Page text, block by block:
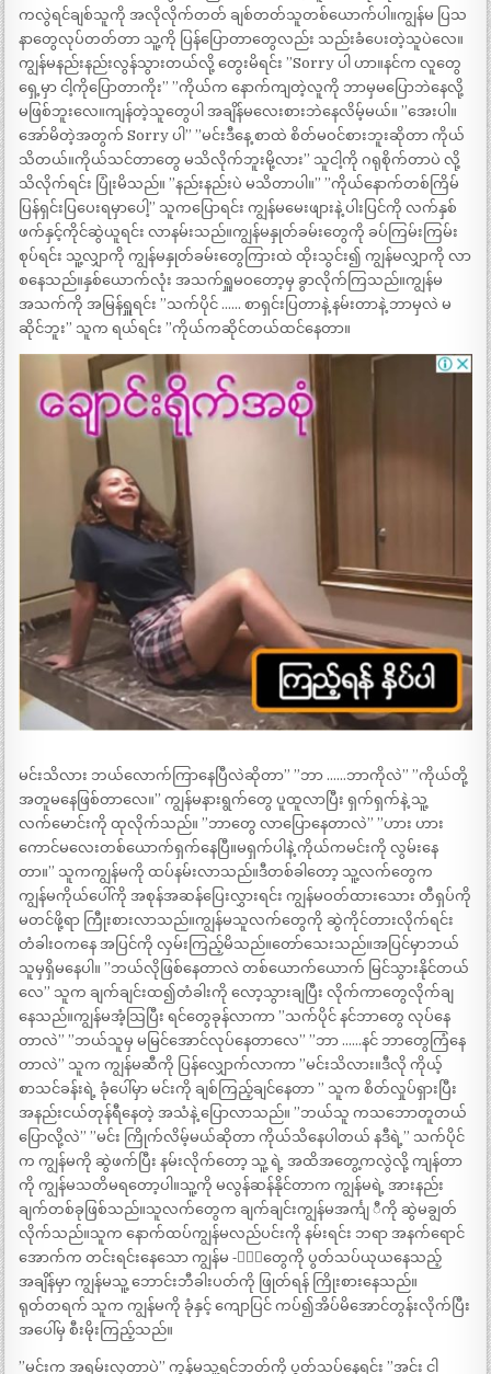
ကလွဲရင်ချစ်သူကို အလိုလိုက်တတ် ချစ်တတ်သူတစ်ယောက်ပါ။ကျွန်မ ပြသ
နာတွေလုပ်တတ်တာ သူ့ကို ပြန်ပြောတာတွေလည်း သည်းခံပေးတဲ့သူပဲလေ။
ကျွန်မနည်းနည်းလွန်သွားတယ်လို့ တွေးမိရင်း ”Sorry ပါ ဟာ။နင်က လူတွေ
ရှေ့မှာ ငါ့ကိုပြောတာကိုး” ”ကိုယ်က နောက်ကျတဲ့လူကို ဘာမှမပြောဘဲနေလို့
မဖြစ်ဘူးလေ။ကျန်တဲ့သူတွေပါ အချိန်မလေးစားဘဲနေလိမ့်မယ်။ ”အေးပါ။
အော်မိတဲ့အတွက် Sorry ပါ” ”မင်းဒီနေ့ စာထဲ စိတ်မဝင်စားဘူးဆိုတာ ကိုယ်
သိတယ်။ကိုယ်သင်တာတွေ မသိလိုက်ဘူးမို့လား” သူငါ့ကို ဂရုစိုက်တာပဲ လို့
သိလိုက်ရင်း ပြုံးမိသည်။ ”နည်းနည်းပဲ မသိတာပါ။” ”ကိုယ်နောက်တစ်ကြိမ်
ပြန်ရှင်းပြပေးရမှာပေါ့” သူကပြောရင်း ကျွန်မမေးဖျားနဲ့ ပါးပြင်ကို လက်နှစ်
ဖက်နှင့်ကိုင်ဆွဲယူရင်း လာနမ်းသည်။ကျွန်မနှုတ်ခမ်းတွေကို ခပ်ကြမ်းကြမ်း
စုပ်ရင်း သူ့လျှာကို ကျွန်မနှုတ်ခမ်းတွေကြားထဲ ထိုးသွင်း၍ ကျွန်မလျှာကို လာ
စနေသည်။နှစ်ယောက်လုံး အသက်ရှူမဝတော့မှ ခွာလိုက်ကြသည်။ကျွန်မ
အသက်ကို အမြန်ရှူရင်း ”သက်ပိုင် …… စာရှင်းပြတာနဲ့ နမ်းတာနဲ့ ဘာမှလဲ မ
ဆိုင်ဘူး” သူက ရယ်ရင်း ”ကိုယ်ကဆိုင်တယ်ထင်နေတာ။
မင်းသိလား ဘယ်လောက်ကြာနေပြီလဲဆိုတာ” ”ဘာ ……ဘာကိုလဲ” ”ကိုယ်တို့
အတူမနေဖြစ်တာလေ။” ကျွန်မနားရွက်တွေ ပူထူလာပြီး ရှက်ရှက်နဲ့ သူ့
လက်မောင်းကို ထုလိုက်သည်။ ”ဘာတွေ လာပြောနေတာလဲ” ”ဟား ဟား
ကောင်မလေးတစ်ယောက်ရှက်နေပြီ။မရှက်ပါနဲ့ ကိုယ်ကမင်းကို လွမ်းနေ
တာ။” သူကကျွန်မကို ထပ်နမ်းလာသည်။ဒီတစ်ခါတော့ သူ့လက်တွေက
ကျွန်မကိုယ်ပေါ်ကို အစုန်အဆန်ပြေးလွှားရင်း ကျွန်မဝတ်ထားသေား တီရှပ်ကို
မတင်ဖို့ရာ ကြီုးစားလာသည်။ကျွန်မသူလက်တွေကို ဆွဲကိုင်တားလိုက်ရင်း
တံခါးဝကနေ အပြင်ကို လှမ်းကြည့်မိသည်။တော်သေးသည်။အပြင်မှာဘယ်
သူမှရှိမနေပါ။ ”ဘယ်လိုဖြစ်နေတာလဲ တစ်ယောက်ယောက် မြင်သွားနိုင်တယ်
လေ” သူက ချက်ချင်းထ၍တံခါးကို လော့သွားချပြီး လိုက်ကာတွေလိုက်ချ
နေသည်။ကျွန်မအံ့သြပြီး ရင်တွေခုန်လာကာ ”သက်ပိုင် နင်ဘာတွေ လုပ်နေ
တာလဲ” ”ဘယ်သူမှ မမြင်အောင်လုပ်နေတာလေ” ”ဘာ ……နင် ဘာတွေကြံနေ
တာလဲ” သူက ကျွန်မဆီကို ပြန်လျှောက်လာကာ ”မင်းသိလား။ဒီလို ကိုယ့်
စာသင်ခန်းရဲ့ ခုံပေါ်မှာ မင်းကို ချစ်ကြည့်ချင်နေတာ ” သူက စိတ်လှုပ်ရှားပြီး
အနည်းငယ်တုန်ရီနေတဲ့ အသံနဲ့ ပြောလာသည်။ ”ဘယ်သူ ကသဘောတူတယ်
ပြောလို့လဲ” ”မင်း ကြိုက်လိမ့်မယ်ဆိုတာ ကိုယ်သိနေပါတယ် နဒီရဲ့” သက်ပိုင်
က ကျွန်မကို ဆွဲဖက်ပြီး နမ်းလိုက်တော့ သူ့ ရဲ့ အထိအတွေ့ကလွဲလို့ ကျန်တာ
ကို ကျွန်မသတိမရတော့ပါ။သူ့ကို မလွန်ဆန်နိုင်တာက ကျွန်မရဲ့ အားနည်း
ချက်တစ်ခုဖြစ်သည်။သူလက်တွေက ချက်ချင်းကျွန်မအင်္ကျ ီကို ဆွဲမချွတ်
လိုက်သည်။သူက နောက်ထပ်ကျွန်မလည်ပင်းကို နမ်းရင်း ဘရာ အနက်ရောင်
အောက်က တင်းရင်းနေသော ကျွန်မ -ို့တွေကို ပွတ်သပ်ယုယနေသည့်
အချိန်မှာ ကျွန်မသူ့ ဘောင်းဘီခါးပတ်ကို ဖြုတ်ရန် ကြိုးစားနေသည်။
ရုတ်တရက် သူက ကျွန်မကို ခုံနှင့် ကျောပြင် ကပ်၍အိပ်မိအောင်တွန်းလိုက်ပြီး
အပေါ်မှ စီးမိုးကြည့်သည်။
”မင်းက အရမ်းလှတာပဲ” ကွန်မသူ့ရင်ဘတ်ကို ပွတ်သပ်နေရင်း ”အင်း ငါ